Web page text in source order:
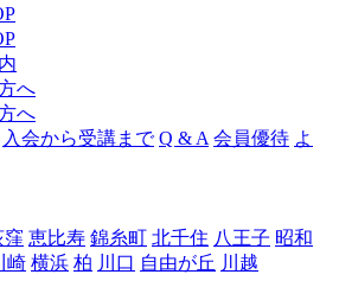
ャ
森
へ
へ
入会から受講まで Q & A 会員優待 よ
窪 恵比寿 錦糸町 北千住 八王子 昭和
崎 横浜 柏 川口 自由が丘 川越